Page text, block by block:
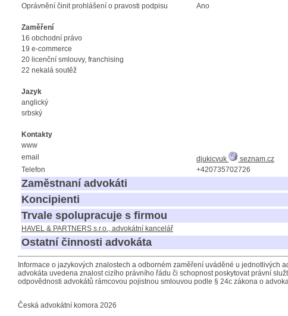
Oprávnění činit prohlášení o pravosti podpisu Ano
Zaměření
16 obchodní právo
19 e-commerce
20 licenční smlouvy, franchising
22 nekalá soutěž
Jazyk
anglický
srbský
Kontakty
www
email
djukicvuk
seznam.cz
Telefon
+420735702726
Zaměstnaní advokáti
Koncipienti
Trvale spolupracuje s firmou
HAVEL & PARTNERS s.r.o., advokátní kancelář
Ostatní činnosti advokáta
Informace o jazykových znalostech a odborném zaměření uváděné u
advokáta uvedena znalost cizího právního řádu či schopnost poskytovat právní
odpovědnosti advokátů rámcovou pojistnou smlouvou podle § 24c zákona o
Česká advokátní komora 2026